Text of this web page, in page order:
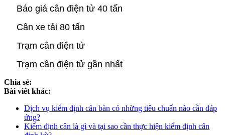
Báo giá cân điện tử 40 tấn
Cân xe tải 80 tấn
Trạm cân điện tử
Trạm cân điện tử gần nhất
Chia sẻ:
Bài viết khác:
Dịch vụ kiểm định cân bàn có những tiêu chuẩn nào cần đáp
ứng?
Kiểm định cân là gì và tại sao cần thực hiện kiểm định cân